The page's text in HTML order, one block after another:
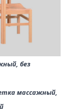
без
массажный,